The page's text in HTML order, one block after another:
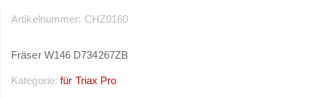
Artikelnummer: CHZ0160
Fräser W146 D734267ZB
Kategorie:für Triax Pro